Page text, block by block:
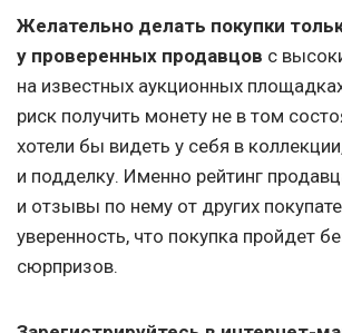
Желательно делать покупки
у проверенных продавцов с
на известных аукционных
риск получить монету не в том
хотели бы видеть у себя в
и подделку. Именно рейтинг
и отзывы по нему от других
уверенность, что покупка пройдет
сюрпризов.